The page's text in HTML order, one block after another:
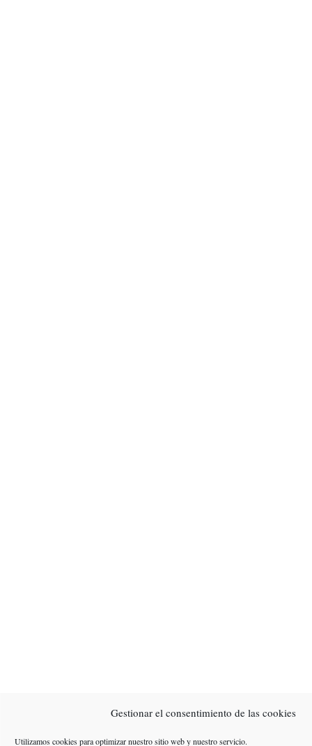
Gestionar el consentimiento de las cookies
Utilizamos cookies para optimizar nuestro sitio web y nuestro servicio.